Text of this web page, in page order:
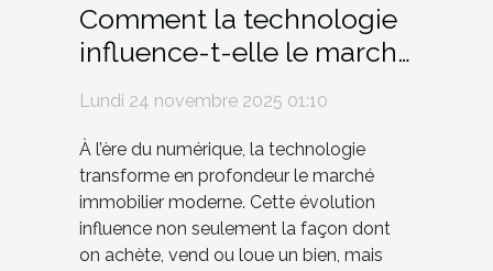
Comment la technologie
influence-t-elle le marché
Lundi 24 novembre 2025 01:10
À l’ère du numérique, la technologie
transforme en profondeur le marché
immobilier moderne. Cette évolution
influence non seulement la façon dont
on achète, vend ou loue un bien, mais